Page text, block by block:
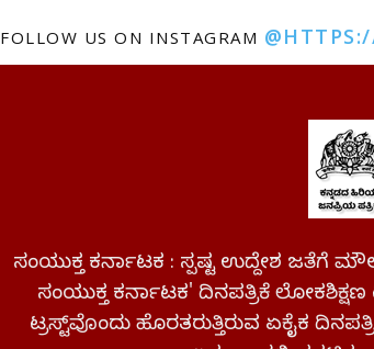
FOLLOW US ON INSTAGRAM
ಸಂಯುಕ್ತ ಕರ್ನಾಟಕ : ಸ್ಪಷ್ಟ ಉದ್ದೇಶ
ಸಂಯುಕ್ತ ಕರ್ನಾಟಕ' ದಿನಪತ್ರಿಕೆ ಲೋಕಶಿಕ್ಷಣ
ಟ್ರಸ್ಟ್‌ವೊಂದು ಹೊರತರುತ್ತಿರುವ ಏಕೈಕ